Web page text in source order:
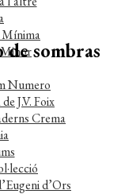
Numero
J.V. Foix
Crema
d’Ors
sombras